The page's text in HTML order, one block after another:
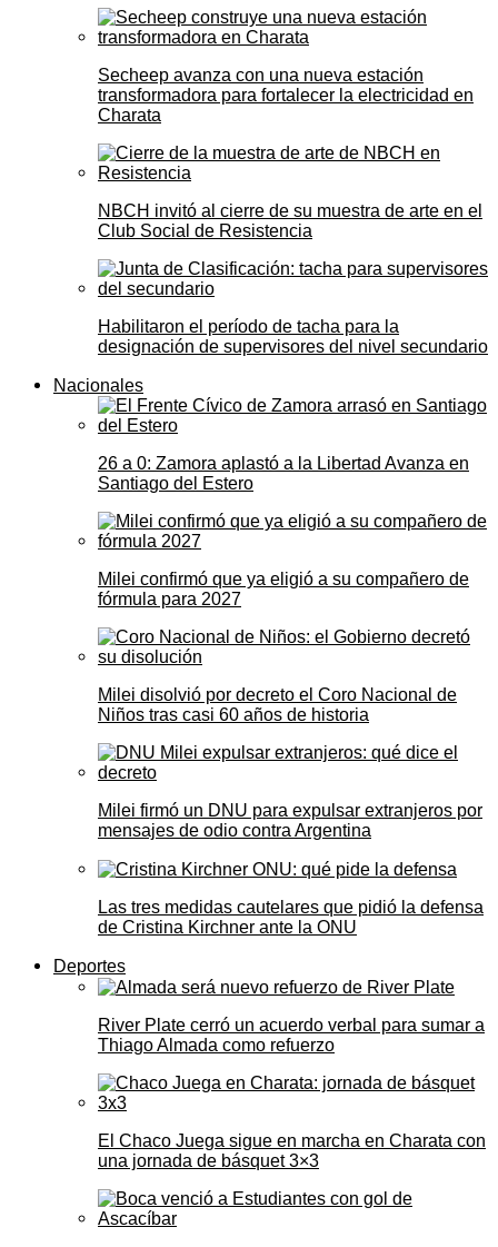
Secheep avanza con una nueva estación
transformadora para fortalecer la electricidad en
Charata
NBCH invitó al cierre de su muestra de arte en el
Club Social de Resistencia
Habilitaron el período de tacha para la
designación de supervisores del nivel secundario
Nacionales
26 a 0: Zamora aplastó a la Libertad Avanza en
Santiago del Estero
Milei confirmó que ya eligió a su compañero de
fórmula para 2027
Milei disolvió por decreto el Coro Nacional de
Niños tras casi 60 años de historia
Milei firmó un DNU para expulsar extranjeros por
mensajes de odio contra Argentina
Las tres medidas cautelares que pidió la defensa
de Cristina Kirchner ante la ONU
Deportes
River Plate cerró un acuerdo verbal para sumar a
Thiago Almada como refuerzo
El Chaco Juega sigue en marcha en Charata con
una jornada de básquet 3×3